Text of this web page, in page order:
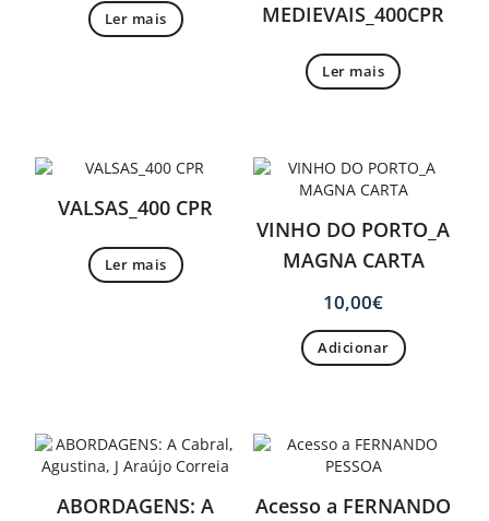
Ler mais
MEDIEVAIS_400CPR
Ler mais
VALSAS_400 CPR
Ler mais
VINHO DO PORTO_A
MAGNA CARTA
10,00€
Adicionar
ABORDAGENS: A
Acesso a FERNANDO